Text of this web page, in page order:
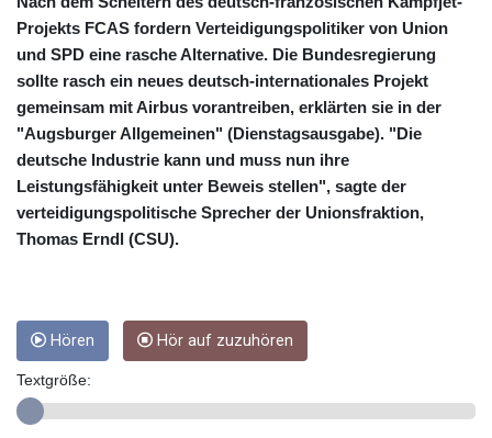
CUC 1
CUP 26.5
CVE 95.372573
DKK 6.46804
DZD 132.308956
EGP 49.631449
Projekts FCAS fordern Verteidigungspolitiker von Union
und SPD eine rasche Alternative. Die Bundesregierung
sollte rasch ein neues deutsch-internationales Projekt
gemeinsam mit Airbus vorantreiben, erklärten sie in der
"Augsburger Allgemeinen" (Dienstagsausgabe). "Die
deutsche Industrie kann und muss nun ihre
Leistungsfähigkeit unter Beweis stellen", sagte der
verteidigungspolitische Sprecher der Unionsfraktion,
Thomas Erndl (CSU).
Hören Hör auf zuzuhören
Textgröße: